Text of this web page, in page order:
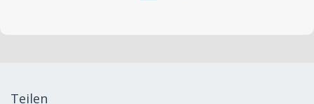
Teilen